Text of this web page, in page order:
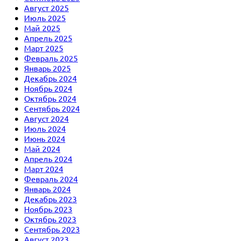
Август 2025
Июль 2025
Май 2025
Апрель 2025
Март 2025
Февраль 2025
Январь 2025
Декабрь 2024
Ноябрь 2024
Октябрь 2024
Сентябрь 2024
Август 2024
Июль 2024
Июнь 2024
Май 2024
Апрель 2024
Март 2024
Февраль 2024
Январь 2024
Декабрь 2023
Ноябрь 2023
Октябрь 2023
Сентябрь 2023
Август 2023